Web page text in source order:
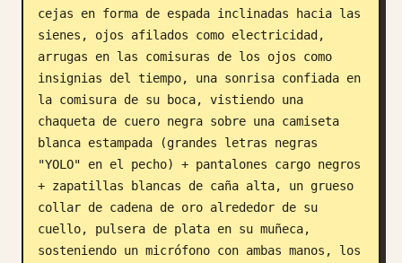
cejas en forma de espada inclinadas hacia las
sienes, ojos afilados como electricidad,
arrugas en las comisuras de los ojos como
insignias del tiempo, una sonrisa confiada en
la comisura de su boca, vistiendo una
chaqueta de cuero negra sobre una camiseta
blanca estampada (grandes letras negras
"YOLO" en el pecho) + pantalones cargo negros
+ zapatillas blancas de caña alta, un grueso
collar de cadena de oro alrededor de su
cuello, pulsera de plata en su muñeca,
sosteniendo un micrófono con ambas manos, los